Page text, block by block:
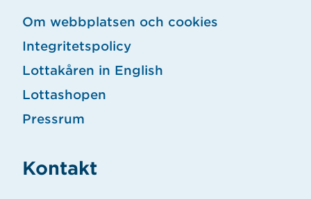
Om webbplatsen och cookies
Integritetspolicy
Lottakåren in English
Lottashopen
Pressrum
Kontakt